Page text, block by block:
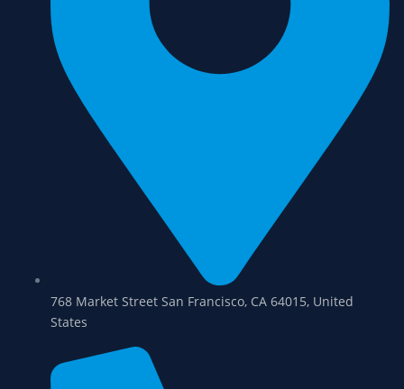
768 Market Street San Francisco, CA 64015, United
States